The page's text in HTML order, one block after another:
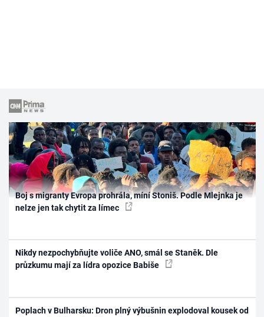
Boj s migranty Evropa prohrála, míní Stoniš. Podle Mlejnka je
nelze jen tak chytit za límec
Nikdy nezpochybňujte voliče ANO, smál se Staněk. Dle
průzkumu mají za lídra opozice Babiše
Poplach v Bulharsku: Dron plný výbušnin explodoval kousek od